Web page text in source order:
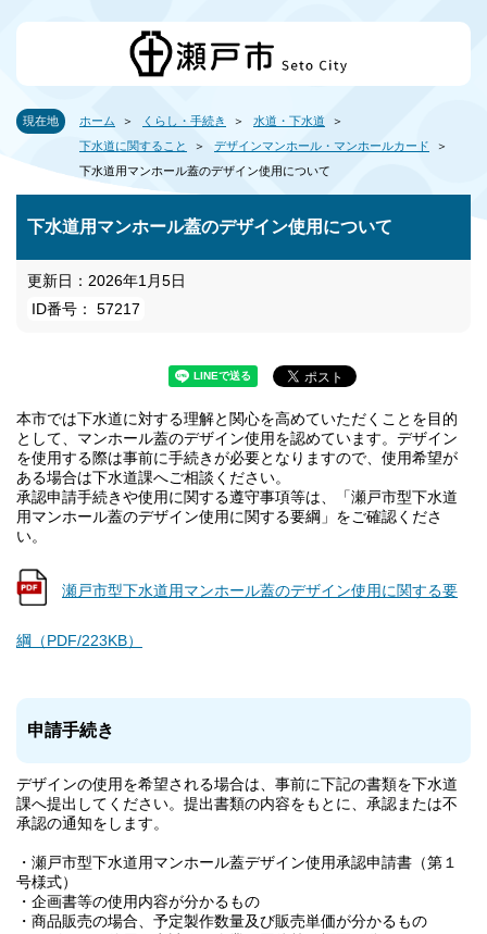
現在地 ホーム くらし・手続き
水道・下水道
下水道に関すること
デザインマンホール・マンホールカード
下水道用マンホール蓋のデザイン使用について
下水道用マンホール蓋のデザイン使用について
更新日：2026年1月5日
ID番号： 57217
本市では下水道に対する理解と関心を高めていただくことを目的
として、マンホール蓋のデザイン使用を認めています。デザイン
を使用する際は事前に手続きが必要となりますので、使用希望が
ある場合は下水道課へご相談ください。
承認申請手続きや使用に関する遵守事項等は、「瀬戸市型下水道
用マンホール蓋のデザイン使用に関する要綱」をご確認くださ
い。
瀬戸市型下水道用マンホール蓋のデザイン使用に関する要
綱（PDF/223KB）
申請手続き
デザインの使用を希望される場合は、事前に下記の書類を下水道
課へ提出してください。提出書類の内容をもとに、承認または不
承認の通知をします。
・瀬戸市型下水道用マンホール蓋デザイン使用承認申請書（第１
号様式）
・企画書等の使用内容が分かるもの
・商品販売の場合、予定製作数量及び販売単価が分かるもの